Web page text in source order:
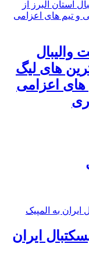
والیبال
های لیگ
های اعزامی
ایران